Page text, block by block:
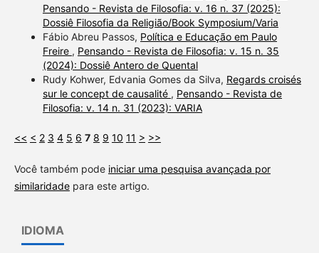
Pensando - Revista de Filosofia: v. 16 n. 37 (2025):
Dossiê Filosofia da Religião/Book Symposium/Varia
Fábio Abreu Passos, Política e Educação em Paulo
Freire , Pensando - Revista de Filosofia: v. 15 n. 35
(2024): Dossiê Antero de Quental
Rudy Kohwer, Edvania Gomes da Silva, Regards croisés
sur le concept de causalité , Pensando - Revista de
Filosofia: v. 14 n. 31 (2023): VARIA
<< < 2 3 4 5 6 7 8 9 10 11 > >>
Você também pode iniciar uma pesquisa avançada por
similaridadepara este artigo.
IDIOMA